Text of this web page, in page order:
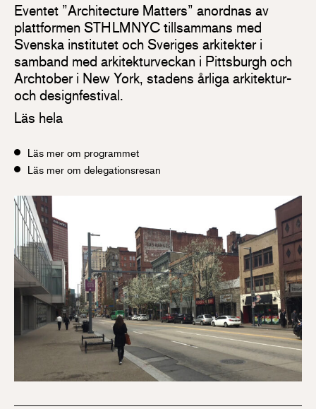
Eventet ”Architecture Matters” anordnas av
plattformen STHLMNYC tillsammans med
Svenska institutet och Sveriges arkitekter i
samband med arkitekturveckan i Pittsburgh och
Archtober i New York, stadens årliga arkitektur-
och designfestival.
Läs hela
Läs mer om programmet
Läs mer om delegationsresan